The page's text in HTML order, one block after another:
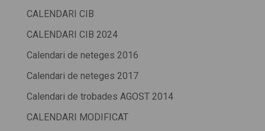
CALENDARI CIB
CALENDARI CIB 2024
Calendari de neteges 2016
Calendari de neteges 2017
Calendari de trobades AGOST 2014
CALENDARI MODIFICAT